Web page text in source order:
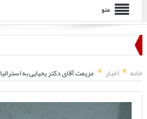
منو
خانه اخبار عزیمت آقای دکتر یحیایی به استرالیا